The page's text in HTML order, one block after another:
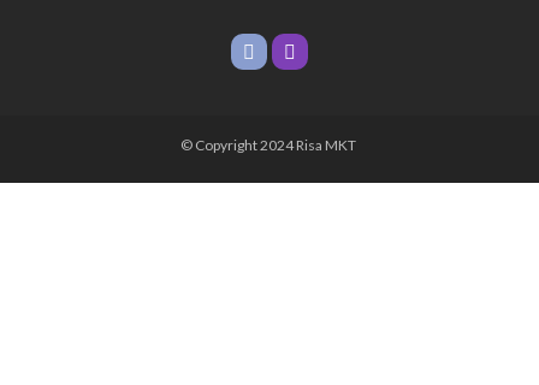
© Copyright 2024 Risa MKT